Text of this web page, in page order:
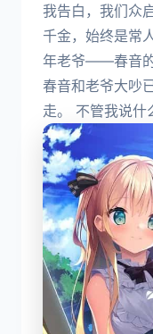
我告白，我们众
千金，始终是常
年老爷——春音的
春音和老爷大吵
走。 不管我说什